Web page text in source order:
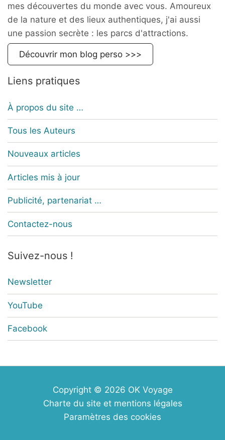
mes découvertes du monde avec vous. Amoureux
de la nature et des lieux authentiques, j'ai aussi
une passion secrète : les parcs d'attractions.
Découvrir mon blog perso >>>
Liens pratiques
À propos du site …
Tous les Auteurs
Nouveaux articles
Articles mis à jour
Publicité, partenariat …
Contactez-nous
Suivez-nous !
Newsletter
YouTube
Facebook
Copyright © 2026 OK Voyage
Charte du site et mentions légales
Paramètres des cookies